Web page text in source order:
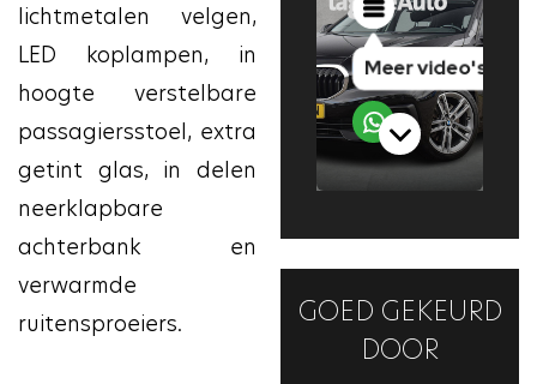
lichtmetalen velgen,
LED koplampen, in
hoogte verstelbare
passagiersstoel, extra
getint glas, in delen
neerklapbare
achterbank en
verwarmde
ruitensproeiers.
GOED GEKEURD
DOOR